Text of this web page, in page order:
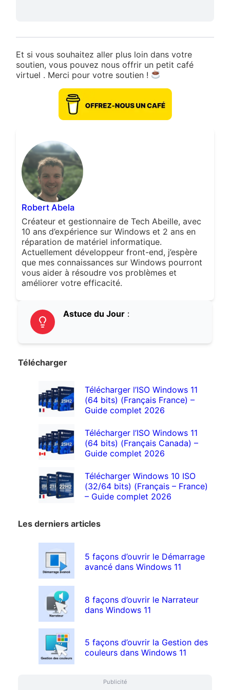
Et si vous souhaitez aller plus loin dans votre
soutien, vous pouvez nous offrir un petit café
virtuel . Merci pour votre soutien !
Robert Abela
Créateur et gestionnaire de Tech Abeille, avec
10 ans d’expérience sur Windows et 2 ans en
réparation de matériel informatique.
Actuellement développeur front-end, j’espère
que mes connaissances sur Windows pourront
vous aider à résoudre vos problèmes et
améliorer votre efficacité.
Astuce du Jour:
Télécharger
Télécharger l’ISO Windows 11
(64 bits) (Français France) –
Guide complet 2026
Télécharger l’ISO Windows 11
(64 bits) (Français Canada) –
Guide complet 2026
Télécharger Windows 10 ISO
(32/64 bits) (Français – France)
– Guide complet 2026
Les derniers articles
5 façons d’ouvrir le Démarrage
avancé dans Windows 11
8 façons d’ouvrir le Narrateur
dans Windows 11
5 façons d’ouvrir la Gestion des
couleurs dans Windows 11
Publicité